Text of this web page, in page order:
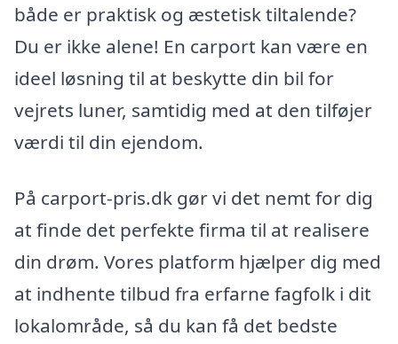
både er praktisk og æstetisk tiltalende?
Du er ikke alene! En carport kan være en
ideel løsning til at beskytte din bil for
vejrets luner, samtidig med at den tilføjer
værdi til din ejendom.
På carport-pris.dk gør vi det nemt for dig
at finde det perfekte firma til at realisere
din drøm. Vores platform hjælper dig med
at indhente tilbud fra erfarne fagfolk i dit
lokalområde, så du kan få det bedste